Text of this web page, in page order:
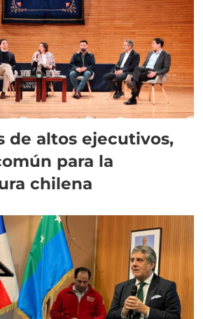
de altos ejecutivos,
para la
chilena